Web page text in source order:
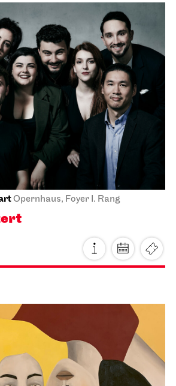
Opernhaus, Foyer I. Rang